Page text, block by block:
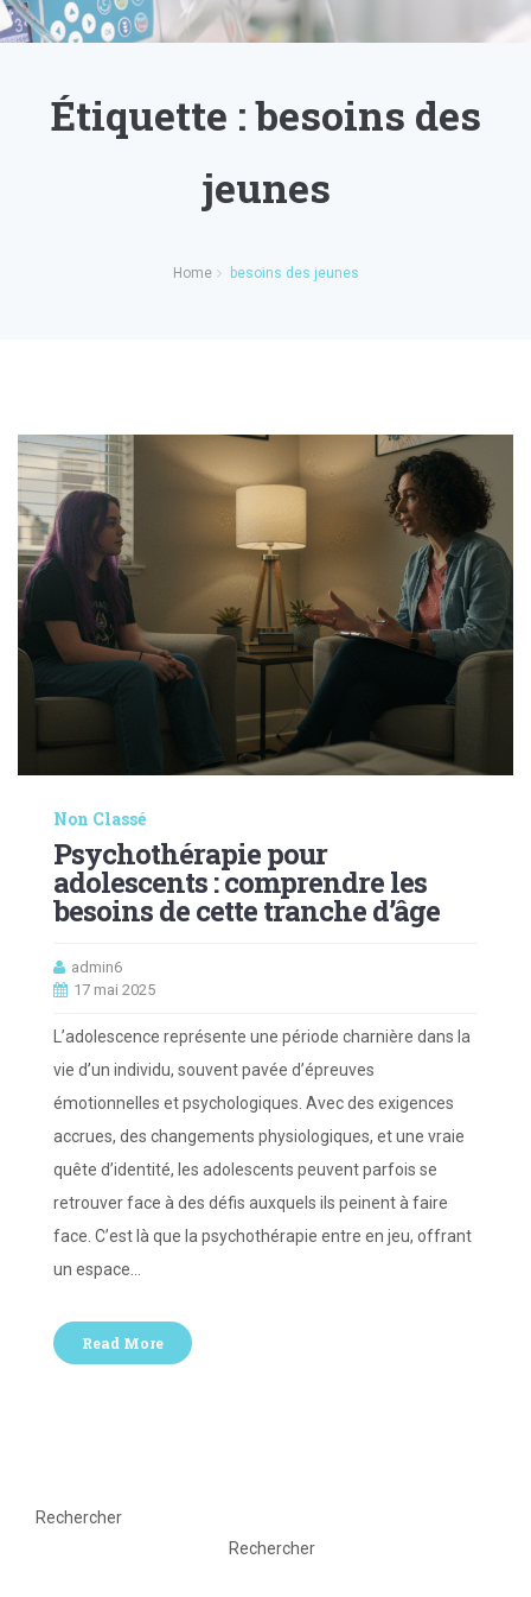
Étiquette :besoins des
jeunes
Home besoins des jeunes
Non Classé
Psychothérapie pour
adolescents : comprendre les
besoins de cette tranche d’âge
admin6
17 mai 2025
L’adolescence représente une période charnière dans la
vie d’un individu, souvent pavée d’épreuves
émotionnelles et psychologiques. Avec des exigences
accrues, des changements physiologiques, et une vraie
quête d’identité, les adolescents peuvent parfois se
retrouver face à des défis auxquels ils peinent à faire
face. C’est là que la psychothérapie entre en jeu, offrant
un espace…
Read More
Rechercher
Rechercher